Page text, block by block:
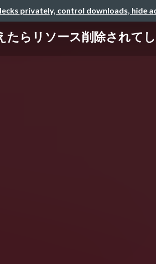
privately, control downloads, hide
らリソース削除されて